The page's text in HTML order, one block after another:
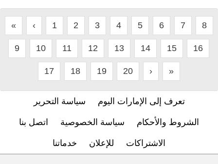
« ‹ 1 2 3 4 5 6 7 8
9 10 11 12 13 14 15 16
17 18 19 20 › »
تعرف إلى الإمارات اليوم سياسة التحرير
الشروط والأحكام سياسة الخصوصية اتصل بنا
الاشتراكات للإعلان خدماتنا